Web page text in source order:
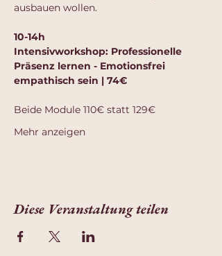
ausbauen wollen.
10-14h
Intensivworkshop: Professionelle
Präsenz lernen - Emotionsfrei
empathisch sein | 74€
Beide Module 110€ statt 129€
Mehr anzeigen
Diese Veranstaltung teilen